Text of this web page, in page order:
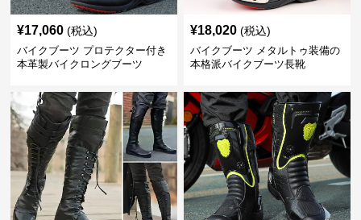
¥17,060 (税込)
バイクブーツ プロテクター付き
本革製バイクロングブーツ
¥18,020 (税込)
バイクブーツ メタルトゥ装備の
本格派バイクブーツ長靴